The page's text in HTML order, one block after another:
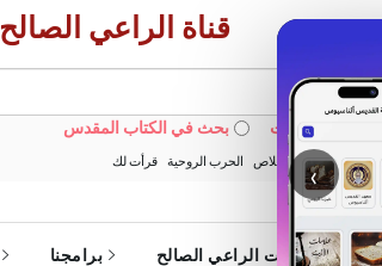
‹
قناة الراعي الصالح
في الويبسايت بحث في الكتاب المقدس
خبزنا اليومي الخلاص الحرب الروحية قرأت لك
خدمات الراعي الصالح برامجنا